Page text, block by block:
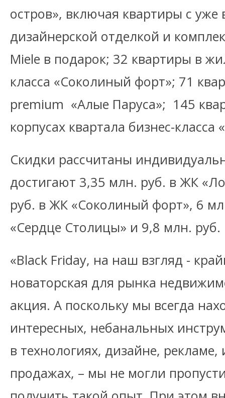
остров», включая квартиры с
дизайнерской отделкой и
Miele в подарок; 32 квартиры в
класса «Соколиный форт»; 71
premium «Алые Паруса»; 145
корпусах квартала бизнес-
Скидки рассчитаны
достигают 3,35 млн. руб. в ЖК
руб. в ЖК «Соколиный форт», 6
«Сердце Столицы» и 9,8 млн.
«Black Friday, на наш взгляд -
новаторская для рынка
акция. А поскольку мы всегда
интересных, небанальных
в технологиях, дизайне,
продажах, – мы не могли